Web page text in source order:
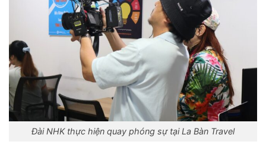
Đài NHK thực hiện quay phóng sự tại La Bàn Travel